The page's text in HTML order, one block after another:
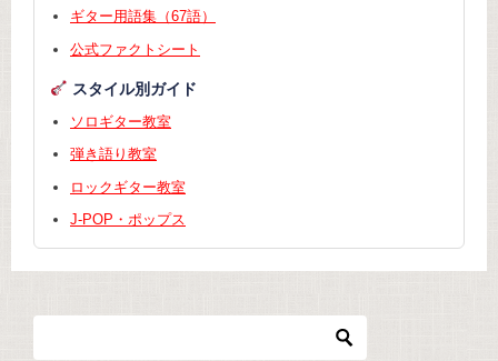
ギター用語集（67語）
公式ファクトシート
スタイル別ガイド
ソロギター教室
弾き語り教室
ロックギター教室
J-POP・ポップス